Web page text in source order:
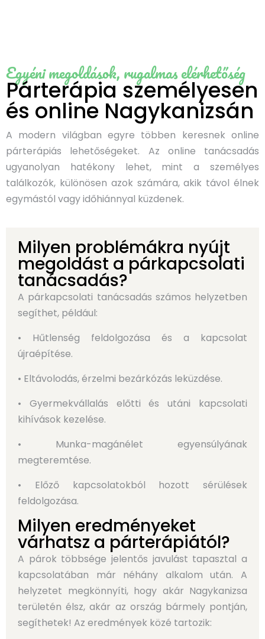
Egyéni megoldások, rugalmas elérhetőség
Párterápia személyesen
és online Nagykanizsán
A modern világban egyre többen keresnek online
párterápiás lehetőségeket. Az online tanácsadás
ugyanolyan hatékony lehet, mint a személyes
találkozók, különösen azok számára, akik távol élnek
egymástól vagy időhiánnyal küzdenek.
Milyen problémákra nyújt
megoldást a párkapcsolati
tanácsadás?
A párkapcsolati tanácsadás számos helyzetben
segíthet, például:
• Hűtlenség feldolgozása és a kapcsolat
újraépítése.
• Eltávolodás, érzelmi bezárkózás leküzdése.
• Gyermekvállalás előtti és utáni kapcsolati
kihívások kezelése.
• Munka-magánélet egyensúlyának
megteremtése.
• Előző kapcsolatokból hozott sérülések
feldolgozása.
Milyen eredményeket
várhatsz a párterápiától?
A párok többsége jelentős javulást tapasztal a
kapcsolatában már néhány alkalom után. A
helyzetet megkönnyíti, hogy akár Nagykanizsa
területén élsz, akár az ország bármely pontján,
segíthetek! Az eredmények közé tartozik: